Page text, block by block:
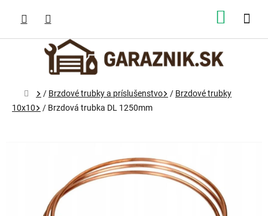
Domov
/ Brzdové trubky a príslušenstvo / Brzdové trubky
10x10
/ Brzdová trubka DL 1250mm